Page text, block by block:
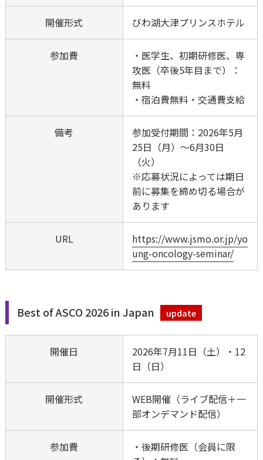
学会公式キャラク
マークについて
事務局
開催形式 びわ湖大津プリンスホテル
参加費
・医学生、初期研修医、専
攻医（卒後5年目まで）：
無料
・宿泊費無料・交通費支給
備考
参加受付期間：2026年5月
25日（月）～6月30日
（火）
※応募状況によっては期日
前に募集を締め切る場合が
あります
URL
https://www.jsmo.or.jp/yo
ung-oncology-seminar/
Best of ASCO 2026 in Japan update
開催日
2026年7月11日（土）・12
日（日）
開催形式
WEB開催（ライブ配信＋一
部オンデマンド配信）
参加費
・後期研修医（会員に限